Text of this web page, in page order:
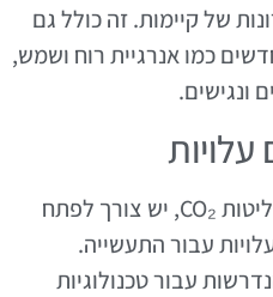
של קיימות. זה כולל גם
כמו אנרגיית רוח ושמש,
ונגישים.
במסגרת המאבק להפחתת פליטות CO₂, יש צורך לפתח
עבור התעשייה.
עבור טכנולוגיות